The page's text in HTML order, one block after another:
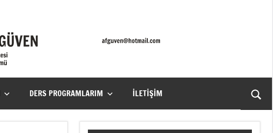
DERS PROGRAMLARIM İLETIŞIM